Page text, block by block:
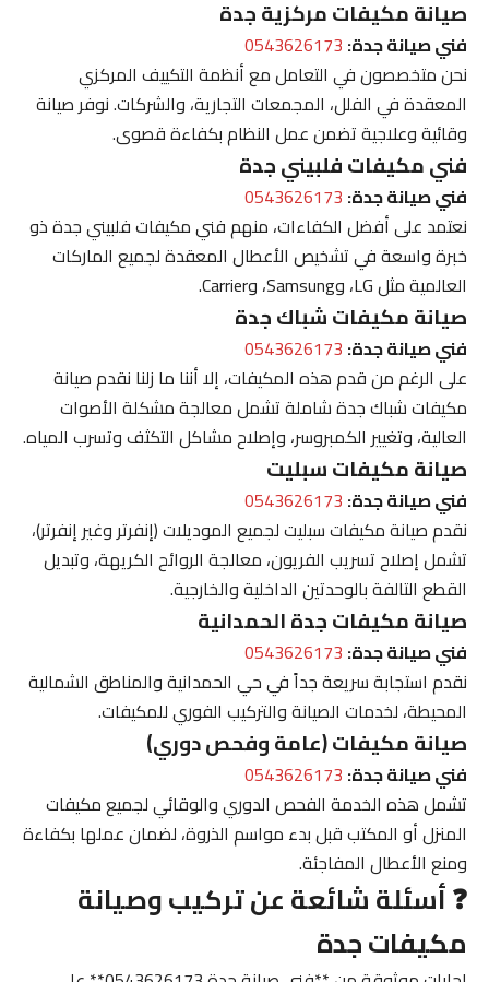
صيانة مكيفات مركزية جدة
فني صيانة جدة: 0543626173
نحن متخصصون في التعامل مع أنظمة التكييف المركزي
المعقدة في الفلل، المجمعات التجارية، والشركات. نوفر صيانة
وقائية وعلاجية تضمن عمل النظام بكفاءة قصوى.
فني مكيفات فلبيني جدة
فني صيانة جدة: 0543626173
نعتمد على أفضل الكفاءات، منهم فني مكيفات فلبيني جدة ذو
خبرة واسعة في تشخيص الأعطال المعقدة لجميع الماركات
العالمية مثل LG، وSamsung، وCarrier.
صيانة مكيفات شباك جدة
فني صيانة جدة: 0543626173
على الرغم من قدم هذه المكيفات، إلا أننا ما زلنا نقدم صيانة
مكيفات شباك جدة شاملة تشمل معالجة مشكلة الأصوات
العالية، وتغيير الكمبروسر، وإصلاح مشاكل التكثف وتسرب المياه.
صيانة مكيفات سبليت
فني صيانة جدة: 0543626173
نقدم صيانة مكيفات سبليت لجميع الموديلات (إنفرتر وغير إنفرتر)،
تشمل إصلاح تسريب الفريون، معالجة الروائح الكريهة، وتبديل
القطع التالفة بالوحدتين الداخلية والخارجية.
صيانة مكيفات جدة الحمدانية
فني صيانة جدة: 0543626173
نقدم استجابة سريعة جداً في حي الحمدانية والمناطق الشمالية
المحيطة، لخدمات الصيانة والتركيب الفوري للمكيفات.
صيانة مكيفات (عامة وفحص دوري)
فني صيانة جدة: 0543626173
تشمل هذه الخدمة الفحص الدوري والوقائي لجميع مكيفات
المنزل أو المكتب قبل بدء مواسم الذروة، لضمان عملها بكفاءة
ومنع الأعطال المفاجئة.
❓ أسئلة شائعة عن تركيب وصيانة
مكيفات جدة